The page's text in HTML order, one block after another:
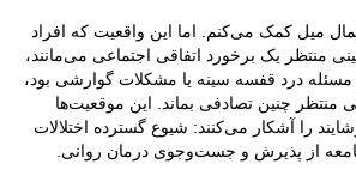
میل کمک می‌کنم. اما این واقعیت که افراد
منتظر یک برخورد اتفاقی اجتماعی می‌مانند،
مسئله درد قفسه سینه یا مشکلات گوارشی بود،
چنین تصادفی بماند. این موقعیت‌ها
را آشکار می‌کنند: شیوع گسترده اختلالات
از پذیرش و جست‌وجوی درمان روانی.